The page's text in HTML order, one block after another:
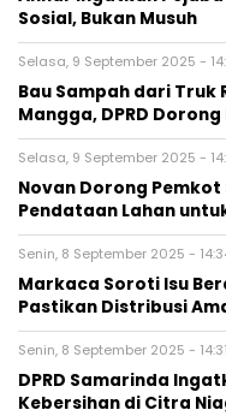
Sosial, Bukan Musuh
Selasa, 9 September 2025 -
Bau Sampah dari Truk
Mangga, DPRD
Selasa, 9 September 2025 -
Novan Dorong
Pendataan Lahan
Senin, 8 September 2025 -
Markaca Soroti Isu
Pastikan Distribusi
Senin, 8 September 2025 -
DPRD Samarinda
Kebersihan di Citra